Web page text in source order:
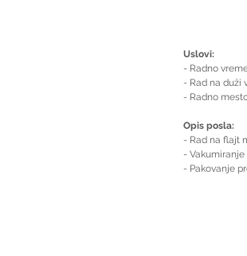
Uslovi:
- Radno
- Rad na duži
- Radno
Opis posla:
- Rad na flajt
- Vakumiranje
- Pakovanje